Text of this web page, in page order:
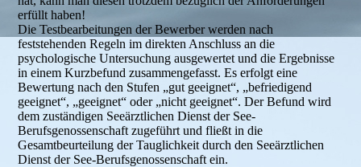
erfüllt haben!
Die Testbearbeitungen der Bewerber werden nach
feststehenden Regeln im direkten Anschluss an die
psychologische Untersuchung ausgewertet und die Ergebnisse
in einem Kurzbefund zusammengefasst. Es erfolgt eine
Bewertung nach den Stufen „gut geeignet“, „befriedigend
geeignet“, „geeignet“ oder „nicht geeignet“. Der Befund wird
dem zuständigen Seeärztlichen Dienst der See-
Berufsgenossenschaft zugeführt und fließt in die
Gesamtbeurteilung der Tauglichkeit durch den Seeärztlichen
Dienst der See-Berufsgenossenschaft ein.